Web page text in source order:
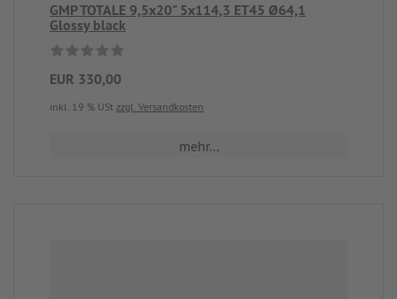
GMP TOTALE 9,5x20" 5x114,3 ET45 Ø64,1
Glossy black
EUR 330,00
inkl. 19 % USt zzgl. Versandkosten
mehr...